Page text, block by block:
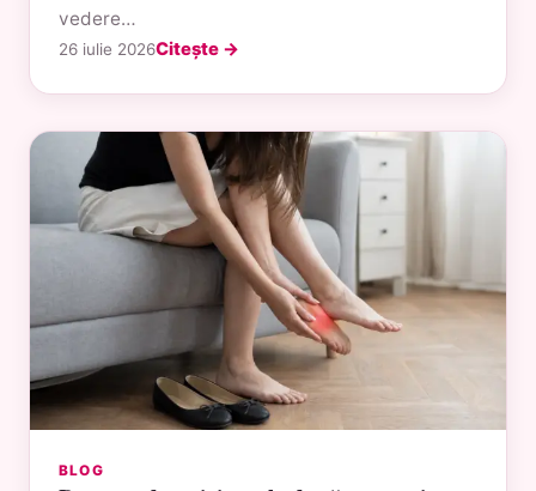
vedere…
26 iulie 2026Citește →
BLOG